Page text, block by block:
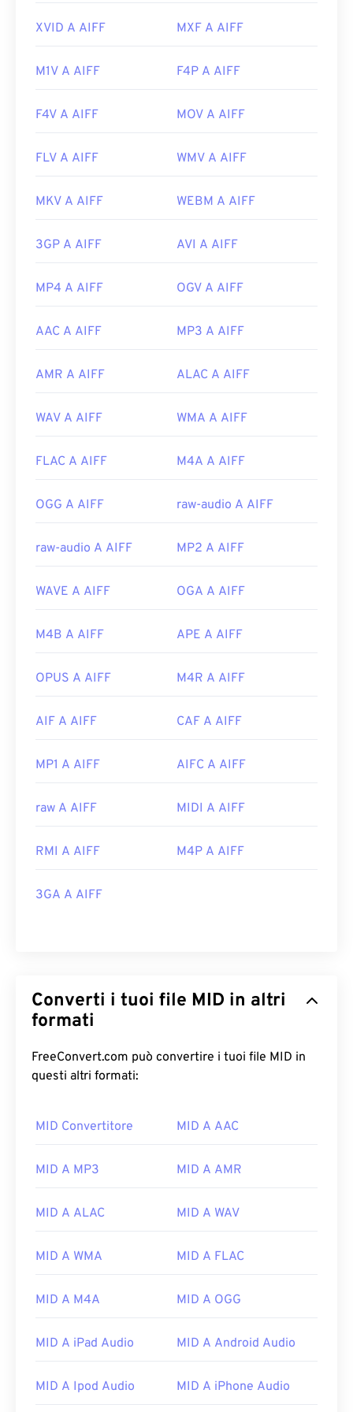
00 00 00 00
00 00 00 00
XVID A AIFF MXF A AIFF
M1V A AIFF F4P A AIFF
F4V A AIFF MOV A AIFF
FLV A AIFF WMV A AIFF
MKV A AIFF WEBM A AIFF
3GP A AIFF AVI A AIFF
MP4 A AIFF OGV A AIFF
AAC A AIFF MP3 A AIFF
AMR A AIFF ALAC A AIFF
WAV A AIFF WMA A AIFF
FLAC A AIFF M4A A AIFF
OGG A AIFF raw-audio A AIFF
raw-audio A AIFF MP2 A AIFF
WAVE A AIFF OGA A AIFF
M4B A AIFF APE A AIFF
OPUS A AIFF M4R A AIFF
AIF A AIFF CAF A AIFF
MP1 A AIFF AIFC A AIFF
raw A AIFF MIDI A AIFF
RMI A AIFF M4P A AIFF
3GA A AIFF
Converti i tuoi file MID in altri
formati
FreeConvert.com può convertire i tuoi file MID in
questi altri formati:
MID Convertitore MID A AAC
MID A MP3 MID A AMR
MID A ALAC MID A WAV
MID A WMA MID A FLAC
MID A M4A MID A OGG
MID A iPad Audio MID A Android Audio
MID A Ipod Audio MID A iPhone Audio